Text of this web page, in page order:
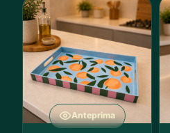
Anteprima